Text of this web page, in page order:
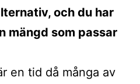
och du har
mängd som passar
en tid då många av